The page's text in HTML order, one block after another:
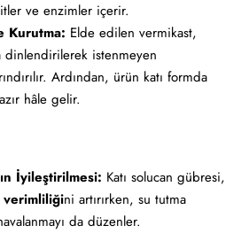
ve enzimler içerir.
Kurutma: Elde edilen vermikast,
dinlendirilerek istenmeyen
Ardından, ürün katı formda
hâle gelir.
İyileştirilmesi: Katı solucan gübresi,
ni artırırken, su tutma
da düzenler.